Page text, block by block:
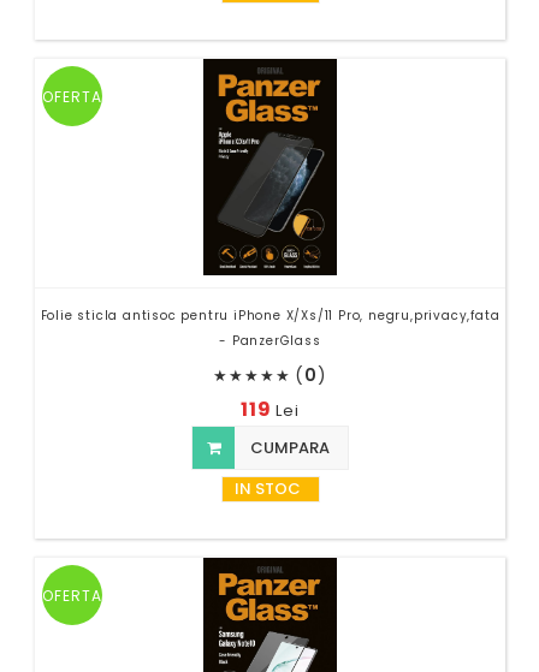
OFERTA
Folie sticla antisoc pentru iPhone X/Xs/11 Pro, negru,privacy,fata
- PanzerGlass
★★★★★ (0)
119Lei
CUMPARA
IN STOC
OFERTA